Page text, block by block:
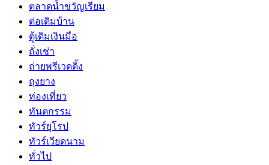
ตลาดน้ำขวัญเรียม
ต่อเติมบ้าน
ตู้เติมเงินมือ
ถั่งเช่า
ถ่ายพรีเวดดิ้ง
ถุงยาง
ท่องเที่ยว
ทันตกรรม
ทัวร์ยุโรป
ทัวร์เวียดนาม
ทั่วไป